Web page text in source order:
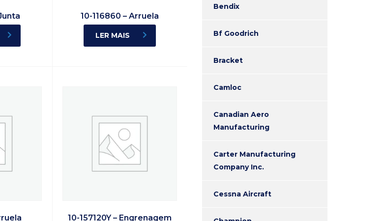
10-116860 – Arruela
LER MAIS
10-157120Y – Engrenagem
Bendix
Bf Goodrich
Bracket
Camloc
Canadian Aero
Manufacturing
Carter Manufacturing
Company Inc.
Cessna Aircraft